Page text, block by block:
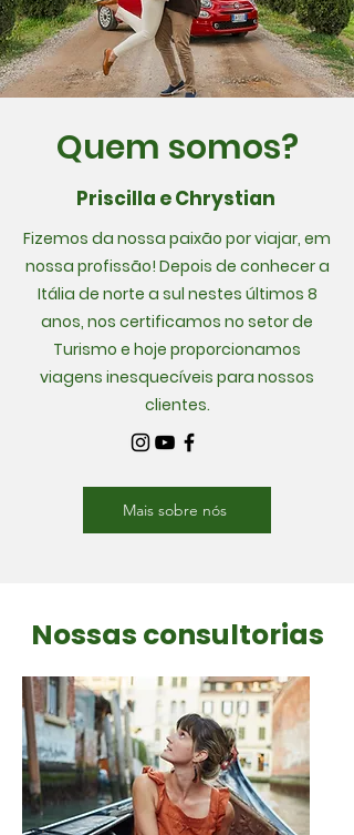
Quem somos?
Priscilla e Chrystian
Fizemos da nossa paixão por viajar, em
nossa profissão! Depois de conhecer a
Itália de norte a sul nestes últimos 8
anos, nos certificamos no setor de
Turismo e hoje proporcionamos
viagens inesquecíveis para nossos
clientes.
Mais sobre nós
Nossas consultorias